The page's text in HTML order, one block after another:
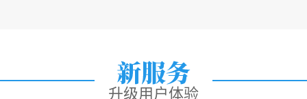
升级用户体验